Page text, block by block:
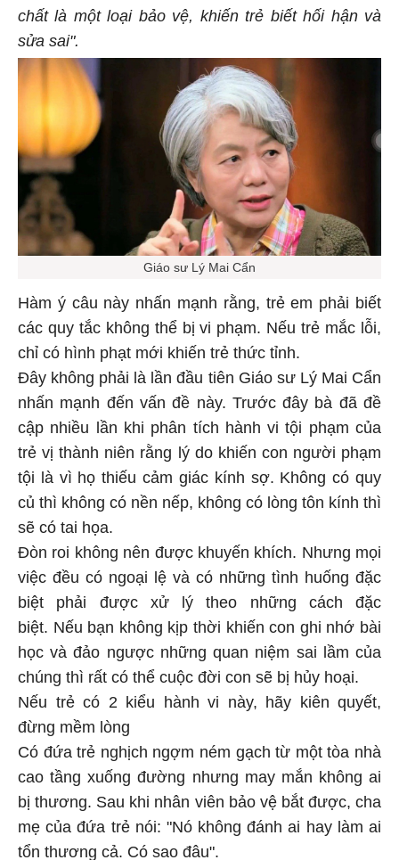
chất là một loại bảo vệ, khiến trẻ biết hối hận và
sửa sai".
Giáo sư Lý Mai Cẩn
Hàm ý câu này nhấn mạnh rằng, trẻ em phải biết
các quy tắc không thể bị vi phạm. Nếu trẻ mắc lỗi,
chỉ có hình phạt mới khiến trẻ thức tỉnh.
Đây không phải là lần đầu tiên Giáo sư Lý Mai Cẩn
nhấn mạnh đến vấn đề này. Trước đây bà đã đề
cập nhiều lần khi phân tích hành vi tội phạm của
trẻ vị thành niên rằng lý do khiến con người phạm
tội là vì họ thiếu cảm giác kính sợ. Không có quy
củ thì không có nền nếp, không có lòng tôn kính thì
sẽ có tai họa.
Đòn roi không nên được khuyến khích. Nhưng mọi
việc đều có ngoại lệ và có những tình huống đặc
biệt phải được xử lý theo những cách đặc
biệt. Nếu bạn không kịp thời khiến con ghi nhớ bài
học và đảo ngược những quan niệm sai lầm của
chúng thì rất có thể cuộc đời con sẽ bị hủy hoại.
Nếu trẻ có 2 kiểu hành vi này, hãy kiên quyết,
đừng mềm lòng
Có đứa trẻ nghịch ngợm ném gạch từ một tòa nhà
cao tầng xuống đường nhưng may mắn không ai
bị thương. Sau khi nhân viên bảo vệ bắt được, cha
mẹ của đứa trẻ nói: "Nó không đánh ai hay làm ai
tổn thương cả. Có sao đâu".